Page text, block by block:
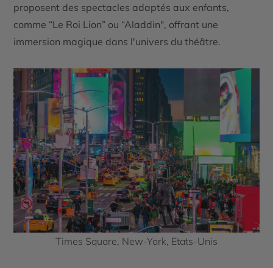
proposent des spectacles adaptés aux enfants,
comme “Le Roi Lion” ou “Aladdin", offrant une
immersion magique dans l'univers du théâtre.
Times Square, New-York, Etats-Unis